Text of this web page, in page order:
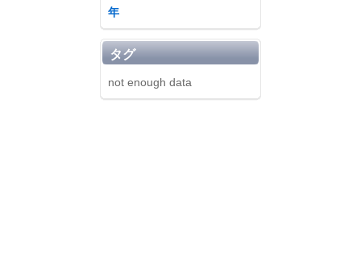
年
タグ
not enough data